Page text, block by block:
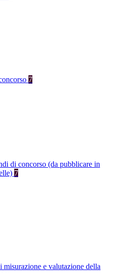
7
di concorso (da pubblicare in
7
misurazione e valutazione della